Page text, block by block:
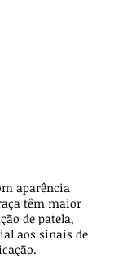
aparência
têm maior
de patela,
aos sinais de